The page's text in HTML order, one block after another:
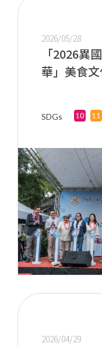
2026/05/28
「2026異
華」美食
SDGs
2026/04/29